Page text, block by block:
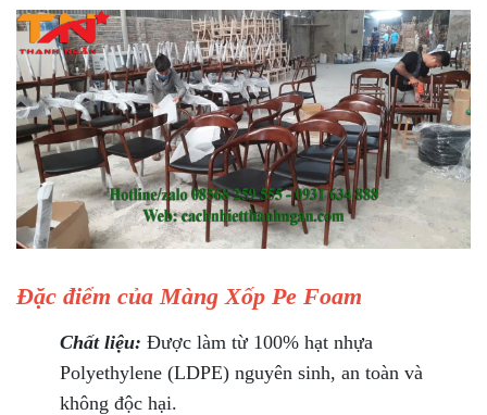
Đặc điểm của Màng Xốp Pe Foam
Chất liệu: Được làm từ 100% hạt nhựa
Polyethylene (LDPE) nguyên sinh, an toàn và
không độc hại.